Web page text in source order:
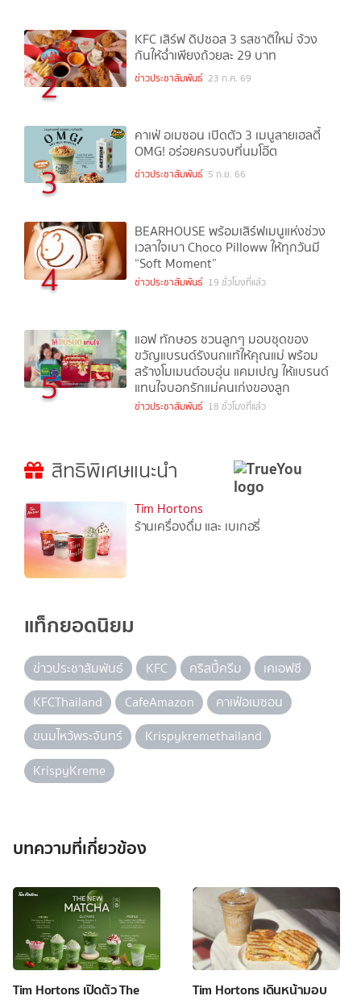
2
KFC เสิร์ฟ ดิปซอส 3 รสชาติใหม่ จ้วง
กันให้ฉ่ำเพียงถ้วยละ 29 บาท
ข่าวประชาสัมพันธ์ 23 ก.ค. 69
3
คาเฟ่ อเมซอน เปิดตัว 3 เมนูสายเฮลตี้
OMG! อร่อยครบจบที่นมโอ๊ต
ข่าวประชาสัมพันธ์ 5 ก.ย. 66
4
BEARHOUSE พร้อมเสิร์ฟเมนูแห่งช่วง
เวลาใจเบา Choco Pilloww ให้ทุกวันมี
“Soft Moment”
ข่าวประชาสัมพันธ์ 19 ชั่วโมงที่แล้ว
5
แอฟ ทักษอร ชวนลูกๆ มอบชุดของ
ขวัญแบรนด์รังนกแท้ให้คุณแม่ พร้อม
สร้างโมเมนต์อบอุ่น แคมเปญ ให้แบรนด์
แทนใจบอกรักแม่คนเก่งของลูก
ข่าวประชาสัมพันธ์ 18 ชั่วโมงที่แล้ว
สิทธิพิเศษแนะนำ
Tim Hortons
ร้านเครื่องดื่ม และ เบเกอรี่
แท็กยอดนิยม
ข่าวประชาสัมพันธ์ KFC คริสปี้ครีม
เคเอฟซี
KFCThailand
CafeAmazon
คาเฟ่อเมซอน
ขนมไหว้พระจันทร์
Krispykremethailand
KrispyKreme
บทความที่เกี่ยวข้อง
Tim Hortons เปิดตัว The
Tim Hortons เดินหน้ามอบ